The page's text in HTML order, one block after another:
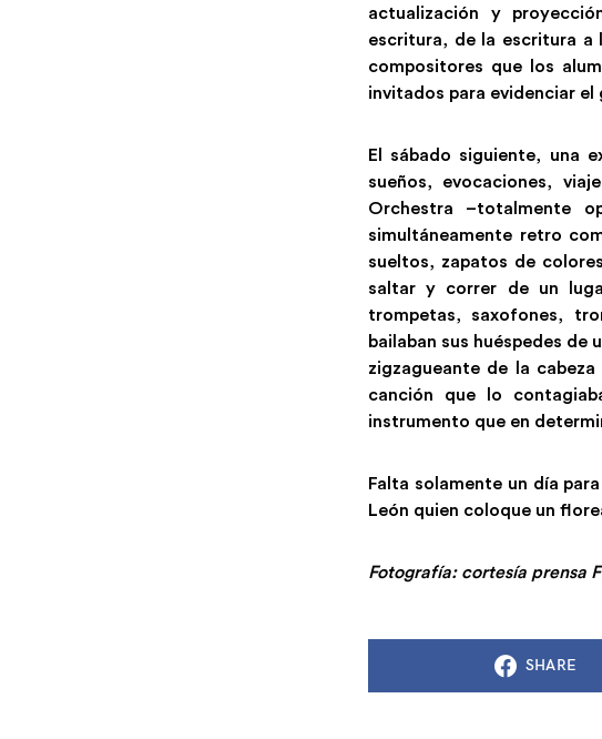
actualización y
escritura, de la escritura a
compositores que los
invitados para evidenciar el
El sábado siguiente, una
sueños, evocaciones,
Orchestra –totalmente
simultáneamente retro
sueltos, zapatos de
saltar y correr de un
trompetas, saxofones,
bailaban sus huéspedes
zigzagueante de la
canción que lo
instrumento que en
Falta solamente un día
León quien coloque un
Fotografía: cortesía prensa
SHARE